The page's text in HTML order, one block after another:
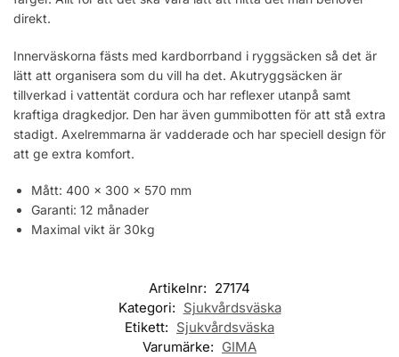
direkt.
Innerväskorna fästs med kardborrband i ryggsäcken så det är
lätt att organisera som du vill ha det. Akutryggsäcken är
tillverkad i vattentät cordura och har reflexer utanpå samt
kraftiga dragkedjor. Den har även gummibotten för att stå extra
stadigt. Axelremmarna är vadderade och har speciell design för
att ge extra komfort.
Mått: 400 x 300 x 570 mm
Garanti: 12 månader
Maximal vikt är 30kg
Artikelnr: 27174
Kategori: Sjukvårdsväska
Etikett: Sjukvårdsväska
Varumärke: GIMA